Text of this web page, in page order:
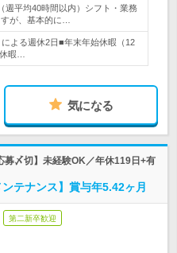
週平均40時間以内）シフト・業務
が、基本的に…
よる週休2日■年末年始休暇（12
暇…
気になる
募〆切】未経験OK／年休119日+有
テナンス】賞与年5.42ヶ月
第二新卒歓迎